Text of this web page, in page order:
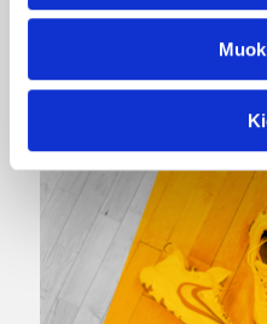
markkinoinnin ja
toteutetaan
yhteistyössä Business